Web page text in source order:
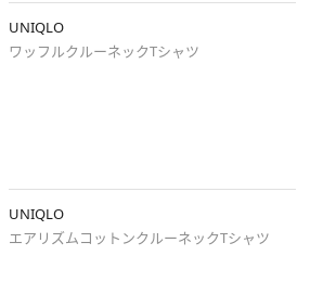
#着回しコーデ
UNIQLO
ワッフルクルーネックTシャツ
UNIQLO
エアリズムコットンクルーネックTシャツ